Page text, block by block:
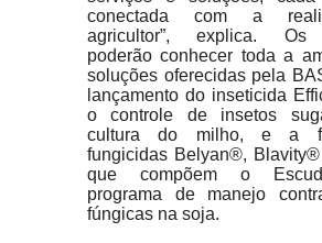
conectada com a
agricultor”, explica. Os
poderão conhecer toda a
soluções oferecidas pela
lançamento do inseticida
o controle de insetos
cultura do milho, e a
fungicidas Belyan®,
que compõem o
programa de manejo
fúngicas na soja.